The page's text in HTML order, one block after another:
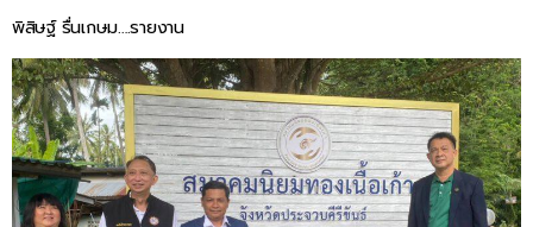
พิสิษฐ์ รื่นเกษม….รายงาน